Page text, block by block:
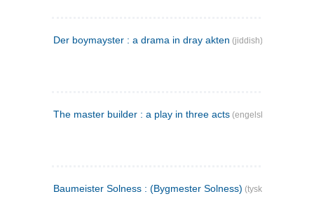
Der boymayster : a drama in dray akten (jiddish)
The master builder : a play in three acts (engelsk)
Baumeister Solness : (Bygmester Solness) (tysk)